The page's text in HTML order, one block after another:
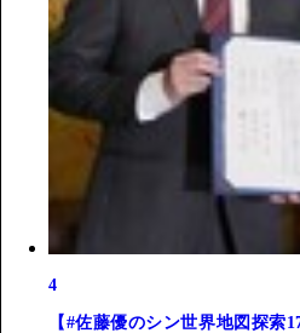
4
【#佐藤優のシン世界地図探